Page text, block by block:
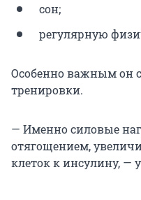
сон;
регулярную
Особенно важным он
тренировки.
— Именно силовые
отягощением,
клеток к инсулину, —